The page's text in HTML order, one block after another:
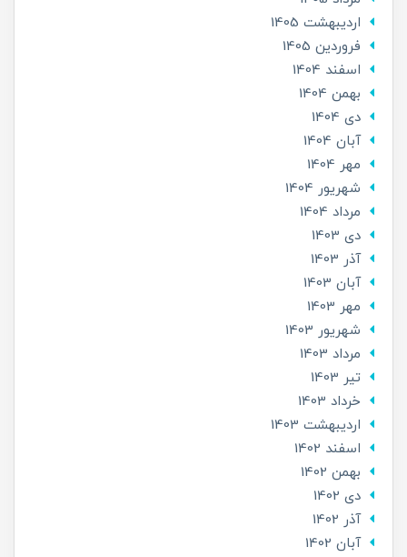
ارديبهشت 1405
فروردین 1405
اسفند 1404
بهمن 1404
دی 1404
آبان 1404
مهر 1404
شهریور 1404
مرداد 1404
دی 1403
آذر 1403
آبان 1403
مهر 1403
شهریور 1403
مرداد 1403
تير 1403
خرداد 1403
ارديبهشت 1403
اسفند 1402
بهمن 1402
دی 1402
آذر 1402
آبان 1402